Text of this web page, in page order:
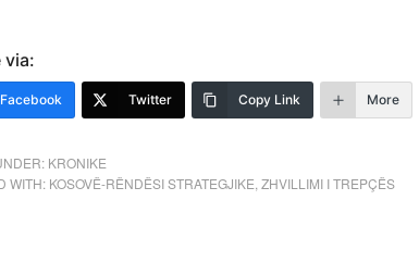
via:
Facebook Twitter Copy Link More
KRONIKE
WITH: KOSOVË-RËNDËSI STRATEGJIKE ZHVILLIMI I TREPÇËS